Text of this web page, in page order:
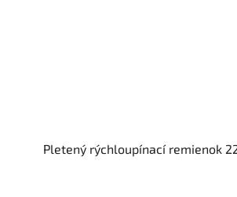
Pletený rýchloupínací remienok